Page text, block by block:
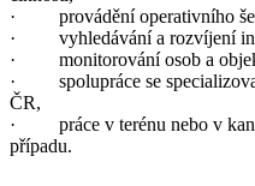
· provádění operativního
· vyhledávání a rozvíjení
· monitorování osob a
· spolupráce se
ČR,
· práce v terénu nebo v
případu.